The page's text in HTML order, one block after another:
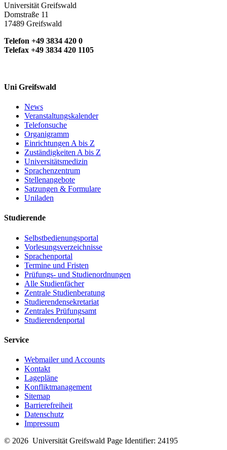
Universität Greifswald
Domstraße 11
17489 Greifswald
Telefon +49 3834 420 0
Telefax +49 3834 420 1105
Uni Greifswald
News
Veranstaltungskalender
Telefonsuche
Organigramm
Einrichtungen A bis Z
Zuständigkeiten A bis Z
Universitätsmedizin
Sprachenzentrum
Stellenangebote
Satzungen & Formulare
Uniladen
Studierende
Selbstbedienungsportal
Vorlesungsverzeichnisse
Sprachenportal
Termine und Fristen
Prüfungs- und Studienordnungen
Alle Studienfächer
Zentrale Studienberatung
Studierendensekretariat
Zentrales Prüfungsamt
Studierendenportal
Service
Webmailer und Accounts
Kontakt
Lagepläne
Konfliktmanagement
Sitemap
Barrierefreiheit
Datenschutz
Impressum
© 2026 Universität Greifswald Page Identifier: 24195